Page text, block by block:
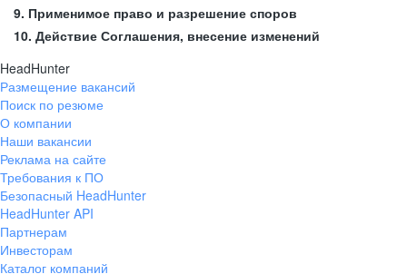
9. Применимое право и разрешение споров
10. Действие Соглашения, внесение изменений
HeadHunter
Размещение вакансий
Поиск по резюме
О компании
Наши вакансии
Реклама на сайте
Требования к ПО
Безопасный HeadHunter
HeadHunter API
Партнерам
Инвесторам
Каталог компаний